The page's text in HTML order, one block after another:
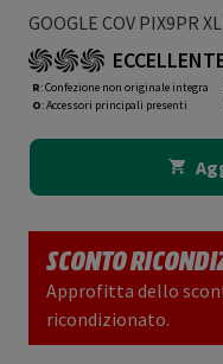
GOOGLE COV PIX9PR
R: Confezione non originale integra
O: Accessori principali presenti
SCONTO
Approfitta dello
ricondizionato.